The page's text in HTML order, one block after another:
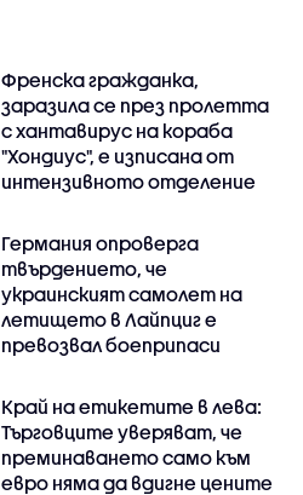
Френска гражданка,
заразила се през пролетта
с хантавирус на кораба
"Хондиус", е изписана от
интензивното отделение
Германия опроверга
твърдението, че
украинският самолет на
летището в Лайпциг е
превозвал боеприпаси
Край на етикетите в лева:
Търговците уверяват, че
преминаването само към
евро няма да вдигне цените